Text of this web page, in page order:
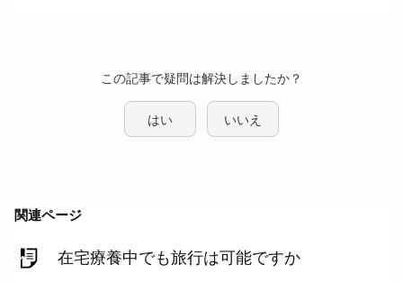
この記事で疑問は解決しましたか？
はい いいえ
関連ページ
在宅療養中でも旅行は可能ですか